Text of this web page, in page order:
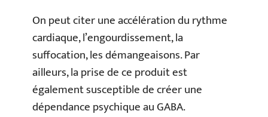
On peut citer une accélération du rythme
cardiaque, l’engourdissement, la
suffocation, les démangeaisons. Par
ailleurs, la prise de ce produit est
également susceptible de créer une
dépendance psychique au GABA.